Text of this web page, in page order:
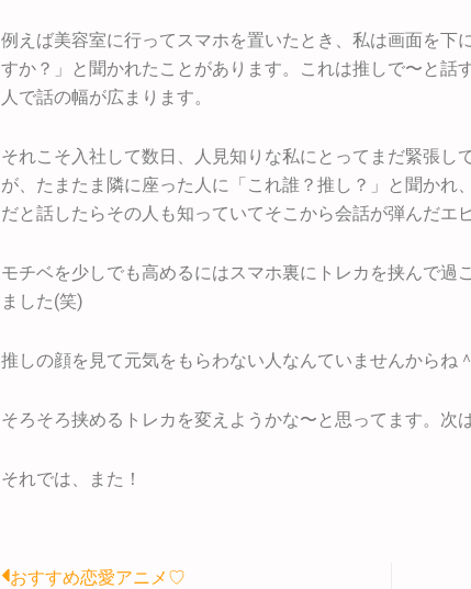
例えば美容室に行ってスマホを置いたとき、私は画面を下
すか？」と聞かれたことがあります。これは推しで〜と話
人で話の幅が広まります。
それこそ入社して数日、人見知りな私にとってまだ緊張し
が、たまたま隣に座った人に「これ誰？推し？」と聞かれ
だと話したらその人も知っていてそこから会話が弾んだエ
モチベを少しでも高めるにはスマホ裏にトレカを挟んで過
ました(笑)
推しの顔を見て元気をもらわない人なんていませんからね
そろそろ挟めるトレカを変えようかな〜と思ってます。次
それでは、また！
Prev
おすすめ恋愛アニメ♡